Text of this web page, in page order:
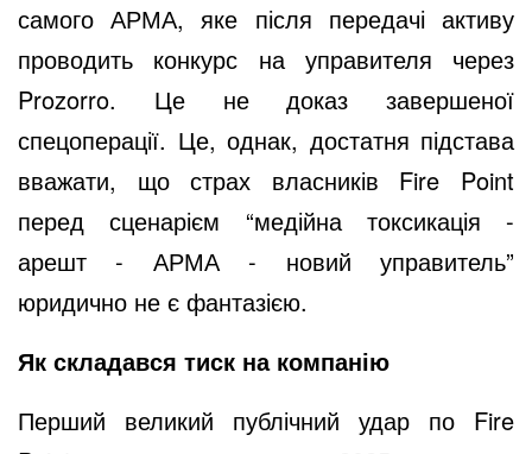
самого АРМА, яке після передачі активу
проводить конкурс на управителя через
Prozorro. Це не доказ завершеної
спецоперації. Це, однак, достатня підстава
вважати, що страх власників Fire Point
перед сценарієм “медійна токсикація -
арешт - АРМА - новий управитель”
юридично не є фантазією.
Як складався тиск на компанію
Перший великий публічний удар по Fire